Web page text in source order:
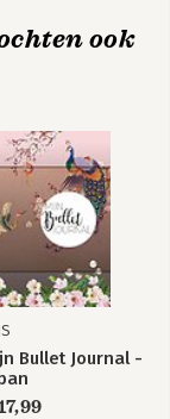
ook
Bullet Journal -